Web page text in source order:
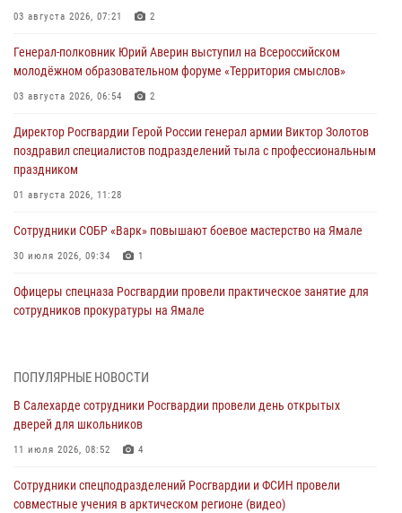
03 августа 2026, 07:21 2
Генерал-полковник Юрий Аверин выступил на Всероссийском
молодёжном образовательном форуме «Территория смыслов»
03 августа 2026, 06:54 2
Директор Росгвардии Герой России генерал армии Виктор Золотов
поздравил специалистов подразделений тыла с профессиональным
праздником
01 августа 2026, 11:28
Сотрудники СОБР «Варк» повышают боевое мастерство на Ямале
30 июля 2026, 09:34 1
Офицеры спецназа Росгвардии провели практическое занятие для
сотрудников прокуратуры на Ямале
В Уральском округе Росгвардии состоялось заседание
29 июля 2026, 10:39
Сотрудники СОБР «Варк» приняли участие в чемпионате Уральского
28 июля 2026, 05:28
ПОПУЛЯРНЫЕ НОВОСТИ
В Салехарде сотрудники Росгвардии провели день открытых
дверей для школьников
11 июля 2026, 08:52 4
Сотрудники спецподразделений Росгвардии и ФСИН провели
совместные учения в арктическом регионе (видео)